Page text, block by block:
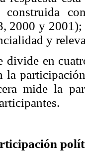
construida
2000 y
y
divide en
la
mide la